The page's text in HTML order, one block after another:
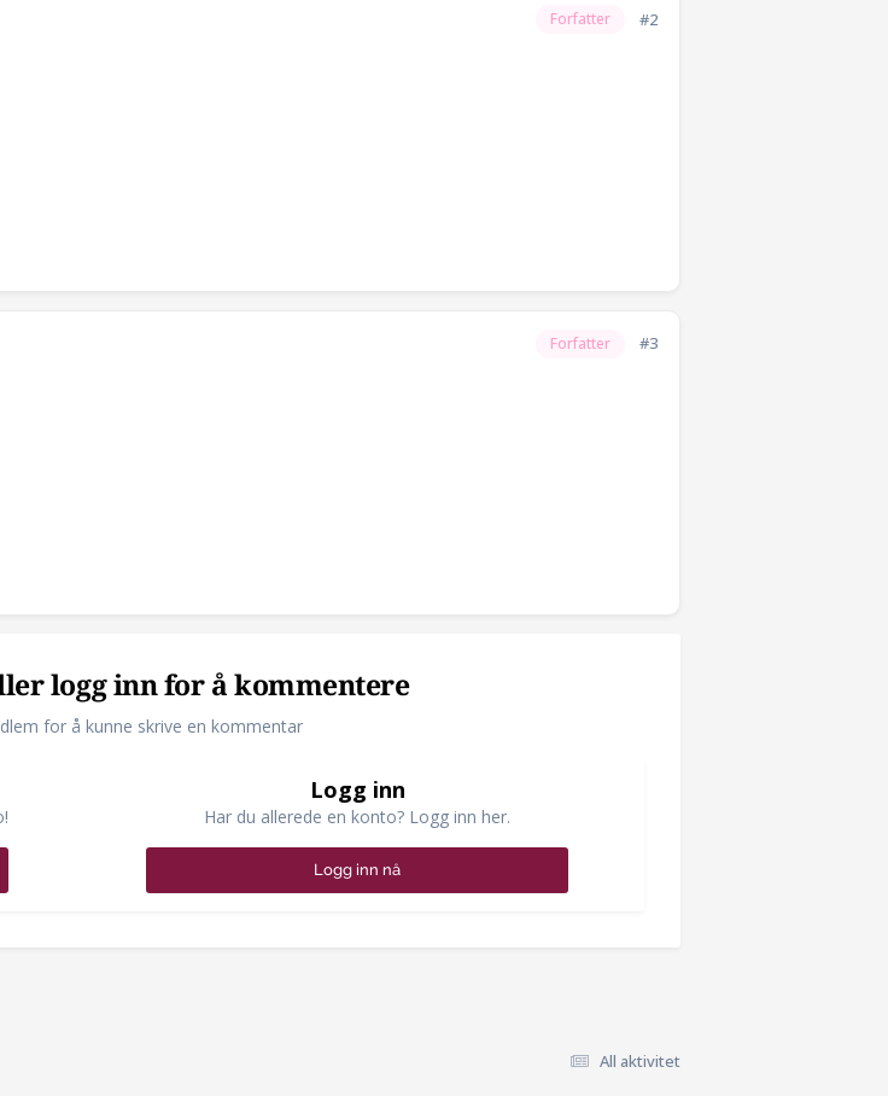
Forfatter #2
Forfatter #3
logg inn for å kommentere
for å kunne skrive en kommentar
Logg inn
Har du allerede en konto? Logg inn her.
Logg inn nå
All aktivitet